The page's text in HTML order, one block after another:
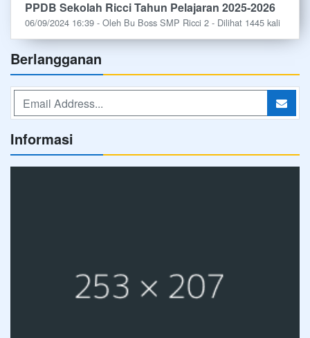
PPDB Sekolah Ricci Tahun Pelajaran 2025-2026
06/09/2024 16:39 - Oleh Bu Boss SMP Ricci 2 - Dilihat 1445 kali
Berlangganan
Informasi